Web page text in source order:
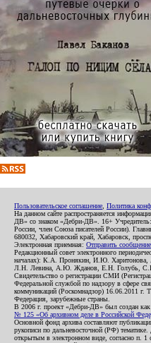
Пользовательское соглашение Политика
На данном сайте распространяется
ДВ» со знаком «Дебри-ДВ». 16+
России, член Союза писателей России).
680032, Хабаровский край, Хабаровск,
Электронная приемная: Отправить сообщение
Редакционный совет электронного
началах): К.А. Пронякин, И.Ю.
Л.Н. Левина, А.Ю. Жданов, Е.Н. Голубь,
Свидетельство о регистрации СМИ
Федеральной службой по надзору в сфере
коммуникаций (Роскомнадзор) 16.06.2011 г.
Федерация, зарубежные страны.
В 2006 г. проект «Дебри-ДВ» был создан как
№ 125 «Об архивном деле в Российской
Основной фонд архива составляют
рукописи по дальневосточной (РФ)
открытым в электронном виде, согласно п.